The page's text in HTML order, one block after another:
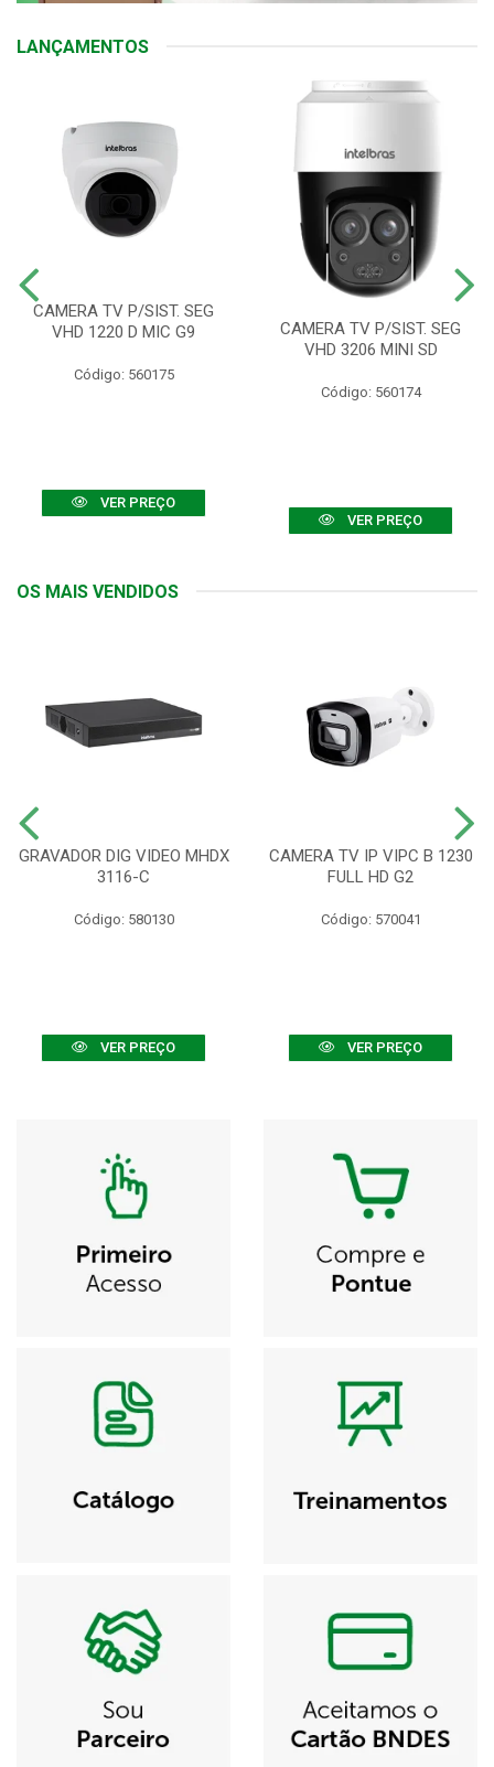
LANÇAMENTOS
CAMERA TV P/SIST. SEG
VHD 1220 D MIC G9
Código: 560175
VER PREÇO
CAMERA TV P/SIST. SEG
VHD 3206 MINI SD
Código: 560174
VER PREÇO
OS MAIS VENDIDOS
GRAVADOR DIG VIDEO MHDX
3116-C
Código: 580130
VER PREÇO
CAMERA TV IP VIPC B 1230
FULL HD G2
Código: 570041
VER PREÇO